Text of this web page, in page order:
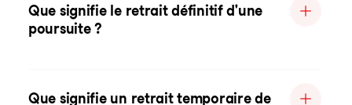
Que signifie le retrait définitif d'une
poursuite ?
Que signifie un retrait temporaire de